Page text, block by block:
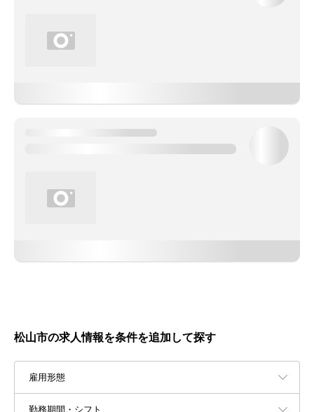
松山市の求人情報を条件を追加して探す
雇用形態
勤務期間・シフト